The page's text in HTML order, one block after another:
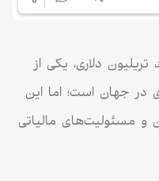
دلاری، یکی از
است؛ اما این
مالیاتی